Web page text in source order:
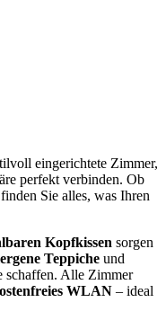
eingerichtete Zimmer,
perfekt verbinden. Ob
Sie alles, was Ihren
Kopfkissen sorgen
Teppiche und
schaffen. Alle Zimmer
WLAN – ideal